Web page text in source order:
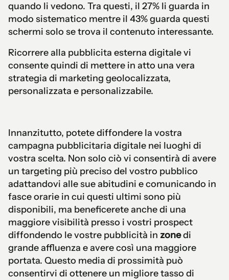
quando li vedono. Tra questi, il 27% li guarda in
modo sistematico mentre il 43% guarda questi
schermi solo se trova il contenuto interessante.
Ricorrere alla pubblicita esterna digitale vi
consente quindi di mettere in atto una vera
strategia di marketing geolocalizzata,
personalizzata e personalizzabile.
Innanzitutto, potete diffondere la vostra
campagna pubblicitaria digitale nei luoghi di
vostra scelta. Non solo ciò vi consentirà di avere
un targeting più preciso del vostro pubblico
adattandovi alle sue abitudini e comunicando in
fasce orarie in cui questi ultimi sono più
disponibili, ma beneficerete anche di una
maggiore visibilità presso i vostri prospect
diffondendo le vostre pubblicità in zonedi
grande affluenza e avere così una maggiore
portata. Questo media di prossimità può
consentirvi di ottenere un migliore tasso di